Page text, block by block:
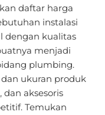
daftar harga
instalasi
dengan kualitas
menjadi
plumbing.
ukuran produk
aksesoris
Temukan